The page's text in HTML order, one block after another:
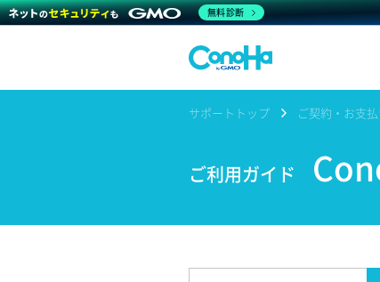
サポートトップ ご契約・お支
ご利用ガイド
無料診断